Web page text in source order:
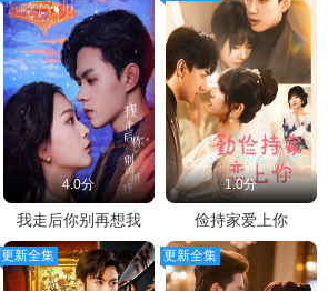
4.0分
我走后你别再想我
1.0分
俭持家爱上你
更新全集 更新全集